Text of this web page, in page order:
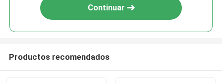
Continuar
Productos recomendados